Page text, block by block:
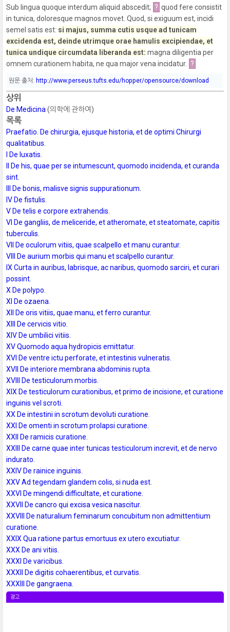
Sub lingua quoque interdum aliquid abscedit; ? quod fere consistit
in tunica, doloresque magnos movet. Quod, si exiguum est, incidi
semel satis est: si majus, summa cutis usque ad tunicam
excidenda est, deinde utrimque orae hamulis excipiendae, et
tunica undique circumdata liberanda est: magna diligentia per
omnem curationem habita, ne qua major vena incidatur.
?
원문 출처: http://www.perseus.tufts.edu/hopper/opensource/download
상위
De Medicina (의학에 관하여)
목록
Praefatio. De chirurgia, ejusque historia, et de optimi Chirurgi
qualitatibus.
I De luxatis.
II De his, quae per se intumescunt, quomodo incidenda, et curanda
sint.
III De bonis, malisve signis suppurationum.
IV De fistulis.
V De telis e corpore extrahendis.
VI De gangliis, de meliceride, et atheromate, et steatomate, capitis
tuberculis.
VII De oculorum vitiis, quae scalpello et manu curantur.
VIII De aurium morbis qui manu et scalpello curantur.
IX Curta in auribus, labrisque, ac naribus, quomodo sarciri, et curari
possint.
X De polypo.
XI De ozaena.
XII De oris vitiis, quae manu, et ferro curantur.
XIII De cervicis vitio.
XIV De umbilici vitiis.
XV Quomodo aqua hydropicis emittatur.
XVI De ventre ictu perforate, et intestinis vulneratis.
XVII De interiore membrana abdominis rupta.
XVIII De testiculorum morbis.
XIX De testiculorum curationibus, et primo de incisione, et curatione
inguinis vel scroti.
XX De intestini in scrotum devoluti curatione.
XXI De omenti in scrotum prolapsi curatione.
XXII De ramicis curatione.
XXIII De carne quae inter tunicas testiculorum increvit, et de nervo
indurato.
XXIV De rainice inguinis.
XXV Ad tegendam glandem colis, si nuda est.
XXVI De mingendi difficultate, et curatione.
XXVII De cancro qui excisa vesica nascitur.
XXVIII De naturalium feminarum concubitum non admittentium
curatione.
XXIX Qua ratione partus emortuus ex utero excutiatur.
XXX De ani vitiis.
XXXI De varicibus.
XXXII De digitis cohaerentibus, et curvatis.
XXXIII De gangraena.
광고